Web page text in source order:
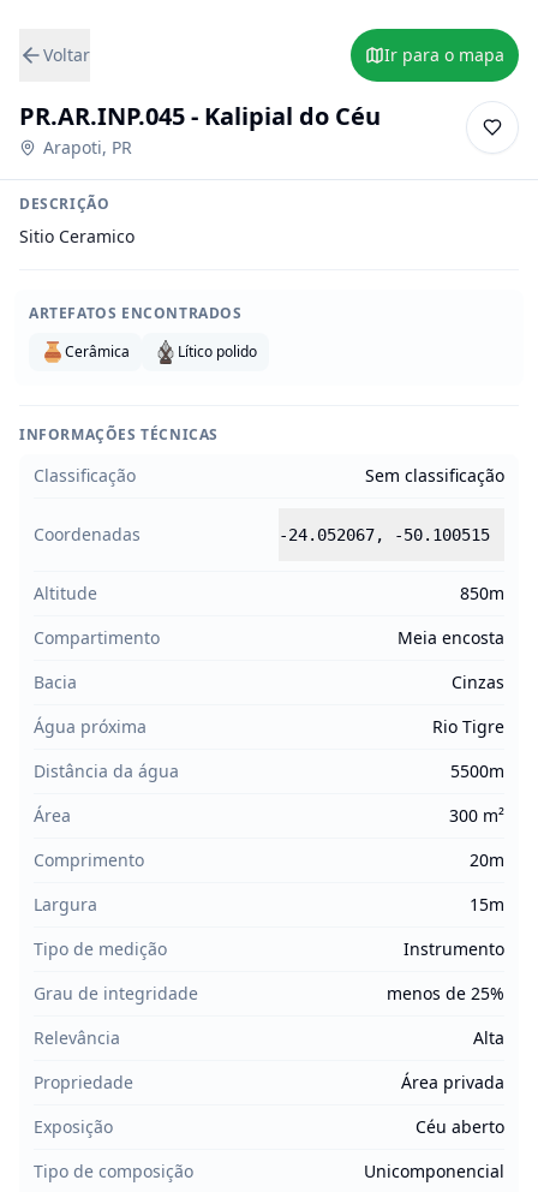
Voltar Ir para o mapa
PR.AR.INP.045 - Kalipial do Céu
Arapoti, PR
DESCRIÇÃO
Sitio Ceramico
ARTEFATOS ENCONTRADOS
Cerâmica
Lítico polido
INFORMAÇÕES TÉCNICAS
Classificação Sem classificação
Coordenadas -24.052067, -50.100515
Altitude
850m
Compartimento
Meia encosta
Bacia
Cinzas
Água próxima
Rio Tigre
Distância da água
5500m
Área
300 m²
Comprimento
20m
Largura
15m
Tipo de medição
Instrumento
Grau de integridade
menos de 25%
Relevância
Alta
Propriedade
Área privada
Exposição
Céu aberto
Tipo de composição
Unicomponencial